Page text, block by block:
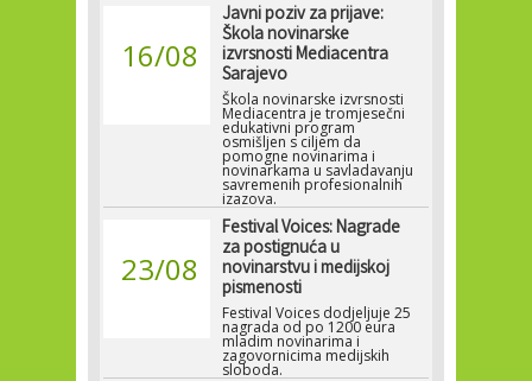
16/08
Javni poziv za prijave:
Škola novinarske
izvrsnosti Mediacentra
Sarajevo
Škola novinarske izvrsnosti
Mediacentra je tromjesečni
edukativni program
osmišljen s ciljem da
pomogne novinarima i
novinarkama u savladavanju
savremenih profesionalnih
izazova.
23/08
Festival Voices: Nagrade
za postignuća u
novinarstvu i medijskoj
pismenosti
Festival Voices dodjeljuje 25
nagrada od po 1200 eura
mladim novinarima i
zagovornicima medijskih
sloboda.